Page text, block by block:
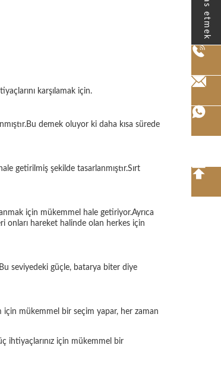
karşılamak için.
demek oluyor ki daha kısa sürede
getirilmiş şekilde tasarlanmıştır.Sırt
için mükemmel hale getiriyor.Ayrıca
onları hareket halinde olan herkes için
seviyedeki güçle, batarya biter diye
için mükemmel bir seçim yapar, her zaman
ihtiyaçlarınız için mükemmel bir